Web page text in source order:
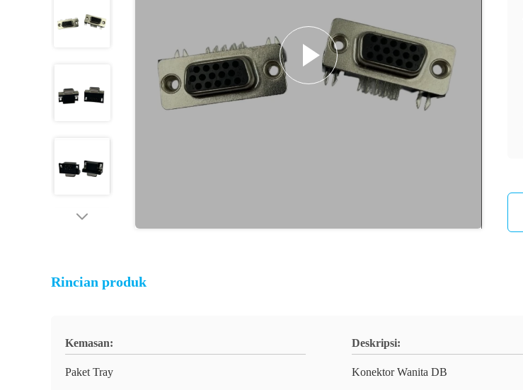
Rincian produk
Kemasan:
Paket Tray
Deskripsi:
Konektor Wanita DB